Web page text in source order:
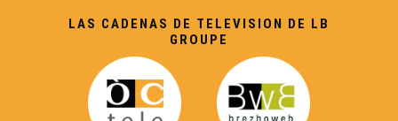
L'Òmi Verd : Bladé a Bidaishe - Eveniments
En esperant la Passem - Eveniments
LAS CADENAS DE TELEVISION DE LB
GROUPE